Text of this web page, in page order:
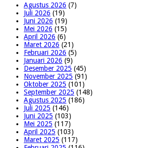
Agustus 2026 (7)
Juli 2026 (19)
Juni 2026 (19)
Mei 2026 (15)
April 2026 (6)
Maret 2026 (21)
Februari 2026 (5)
Januari 2026 (9)
Desember 2025 (45)
November 2025 (91)
Oktober 2025 (101)
September 2025 (148)
Agustus 2025 (186)
Juli 2025 (146)
Juni 2025 (103)
Mei 2025 (117)
April 2025 (103)
Maret 2025 (117)